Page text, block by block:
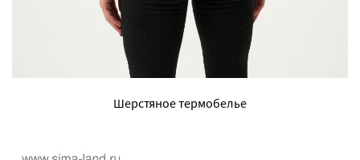
Шерстяное термобелье